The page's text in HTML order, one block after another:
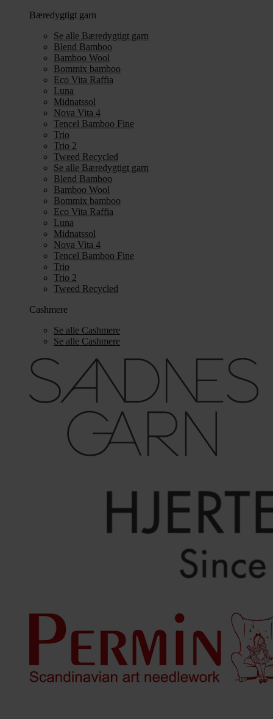
Bæredygtigt garn
Se alle Bæredygtigt garn
Blend Bamboo
Bamboo Wool
Bommix bamboo
Eco Vita Raffia
Luna
Midnatssol
Nova Vita 4
Tencel Bamboo Fine
Trio
Trio 2
Tweed Recycled
Se alle Bæredygtigt garn
Blend Bamboo
Bamboo Wool
Bommix bamboo
Eco Vita Raffia
Luna
Midnatssol
Nova Vita 4
Tencel Bamboo Fine
Trio
Trio 2
Tweed Recycled
Cashmere
Se alle Cashmere
Se alle Cashmere